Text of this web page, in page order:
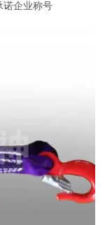
诺企业称号